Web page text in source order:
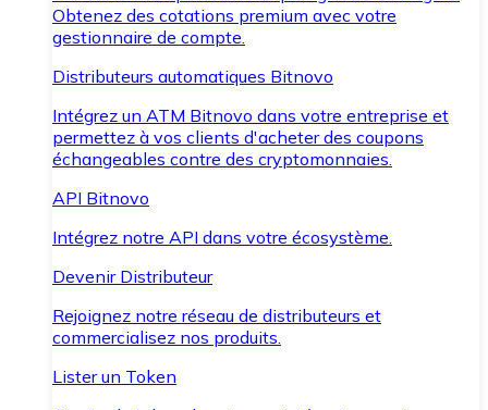
Obtenez des cotations premium avec votre
gestionnaire de compte.
Distributeurs automatiques Bitnovo
Intégrez un ATM Bitnovo dans votre entreprise et
permettez à vos clients d'acheter des coupons
échangeables contre des cryptomonnaies.
API Bitnovo
Intégrez notre API dans votre écosystème.
Devenir Distributeur
Rejoignez notre réseau de distributeurs et
commercialisez nos produits.
Lister un Token